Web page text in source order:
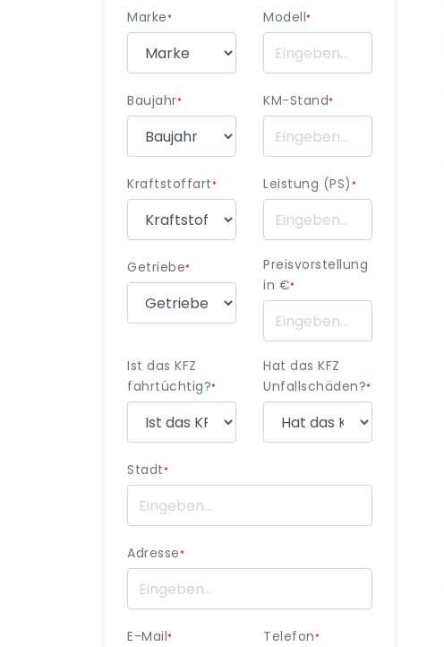
Marke* Modell*
Baujahr* KM-Stand*
Kraftstoffart* Leistung (PS) *
Getriebe*
Preisvorstellung
in €*
Ist das KFZ
fahrtüchtig?*
Hat das KFZ
Unfallschäden?*
Stadt*
Adresse*
E-Mail* Telefon*